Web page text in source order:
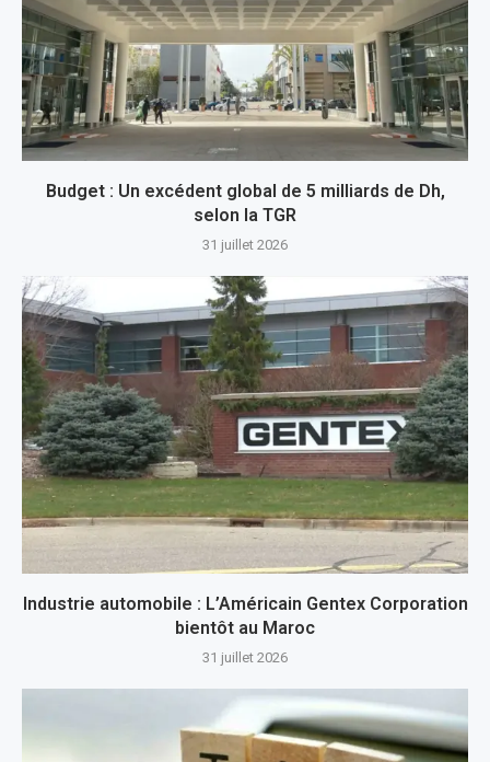
Budget : Un excédent global de 5 milliards de Dh,
selon la TGR
31 juillet 2026
Industrie automobile : L’Américain Gentex Corporation
bientôt au Maroc
31 juillet 2026